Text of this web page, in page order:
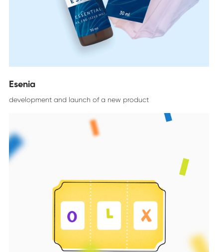
Esenia
development and launch of a new product